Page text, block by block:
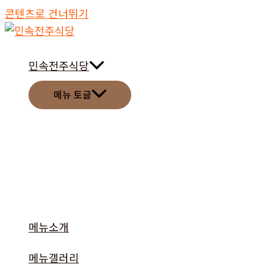
콘텐츠로 건너뛰기
민속전주식당
메뉴 토글
메뉴소개
메뉴갤러리